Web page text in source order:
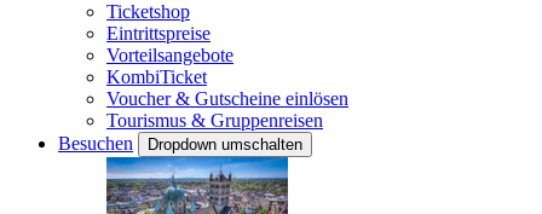
Ticketshop
Eintrittspreise
Vorteilsangebote
KombiTicket
Voucher & Gutscheine einlösen
Tourismus & Gruppenreisen
Besuchen
Dropdown umschalten